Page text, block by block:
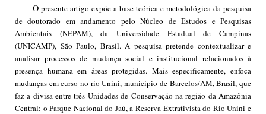
O presente artigo expõe a base teórica e metodológica da pesquisa
de doutorado em andamento pelo Núcleo de Estudos e Pesquisas
Ambientais (NEPAM), da Universidade Estadual de Campinas
(UNICAMP), São Paulo, Brasil. A pesquisa pretende contextualizar e
analisar processos de mudança social e institucional relacionados à
presença humana em áreas protegidas. Mais especificamente, enfoca
mudanças em curso no rio Unini, município de Barcelos/AM, Brasil, que
faz a divisa entre três Unidades de Conservação na região da Amazônia
Central: o Parque Nacional do Jaú, a Reserva Extrativista do Rio Unini e